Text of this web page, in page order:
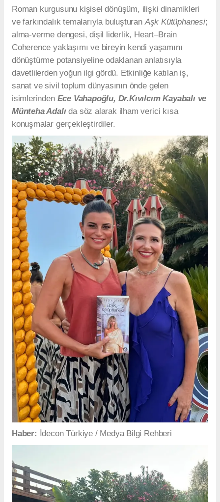
Roman kurgusunu kişisel dönüşüm, ilişki dinamikleri
ve farkındalık temalarıyla buluşturanAşk Kütüphanesi;
alma-verme dengesi, dişil liderlik, Heart–Brain
Coherence yaklaşımı ve bireyin kendi yaşamını
dönüştürme potansiyeline odaklanan anlatısıyla
davetlilerden yoğun ilgi gördü. Etkinliğe katılan iş,
sanat ve sivil toplum dünyasının önde gelen
isimlerinden Ece Vahapoğlu, Dr.Kıvılcım Kayabalı ve
Münteha Adalıda söz alarak ilham verici kısa
konuşmalar gerçekleştirdiler.
Haber: İdecon Türkiye / Medya Bilgi Rehberi